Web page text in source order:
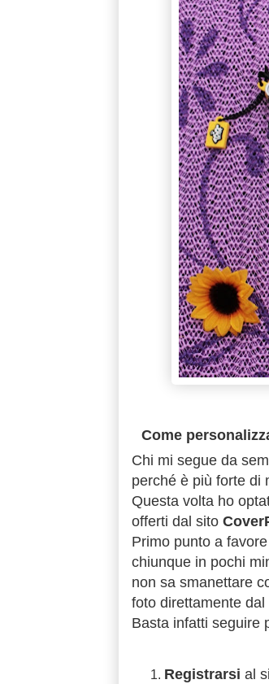
Come
Chi mi segue da
perché è più forte di
Questa volta ho
offerti dal sito
Primo punto a
chiunque in pochi
non sa smanettare
foto direttamente dal
Basta infatti seguire
Registrarsi al